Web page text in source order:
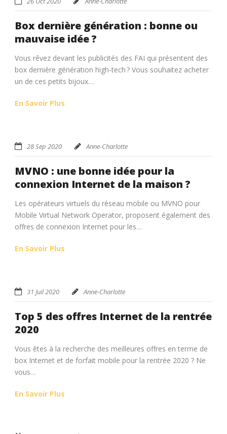
Box dernière génération : bonne ou
mauvaise idée ?
Vous rêvez devant les publicités des FAI qui présentent des
box dernière génération high-tech ? Vous souhaitez acheter
un de ces petits bijoux…
En Savoir Plus
28 Sep 2020 Anne-Charlotte
MVNO : une bonne idée pour la
connexion Internet de la maison ?
Les opérateurs virtuels du réseau mobile ou MVNO pour
Mobile Virtual Network Operator, proposent également des
offres de connexion Internet pour les…
En Savoir Plus
31 Juil 2020 Anne-Charlotte
Top 5 des offres Internet de la rentrée
2020
Vous êtes à la recherche des meilleures offres en terme de
box Internet et de forfait mobile pour la rentrée 2020 ? Ne
vous…
En Savoir Plus